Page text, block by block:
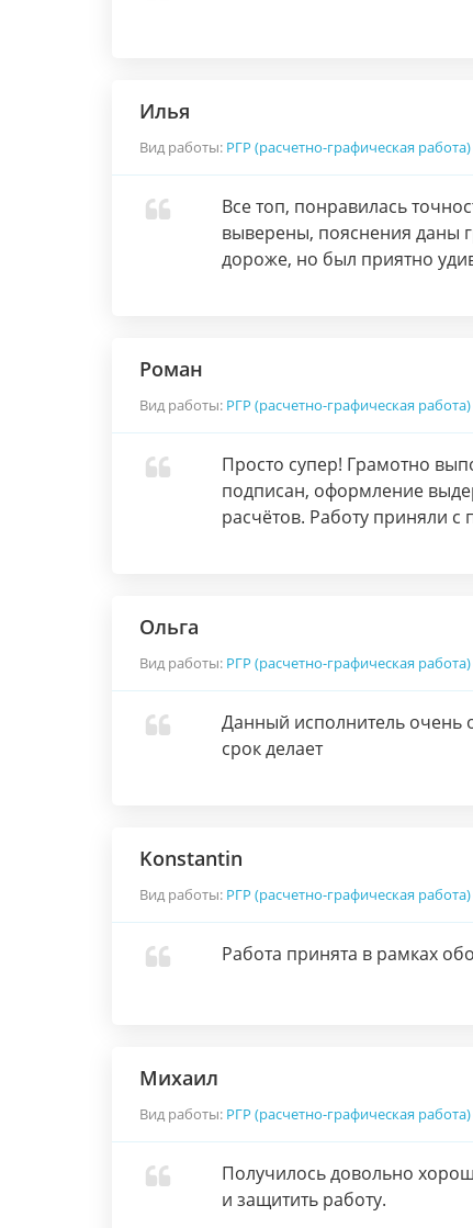
Илья
Вид работы: РГР (расчетно-графическая работа)
Все топ, понравилась
выверены, пояснения даны
дороже, но был приятно
Роман
Вид работы: РГР (расчетно-графическая работа)
Просто супер! Грамотно
подписан, оформление
расчётов. Работу приняли с
Ольга
Вид работы: РГР (расчетно-графическая работа)
Данный исполнитель очень
срок делает
Konstantin
Вид работы: РГР (расчетно-графическая работа)
Работа принята в рамках
Михаил
Вид работы: РГР (расчетно-графическая работа)
Получилось довольно
и защитить работу.